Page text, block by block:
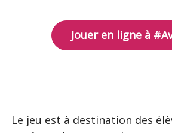
Jouer en ligne à
Le jeu est à destination des